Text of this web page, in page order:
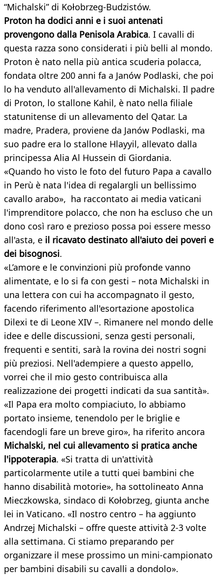
“Michalski” di Kołobrzeg-Budzistów.
Proton ha dodici anni e i suoi antenati
provengono dalla Penisola Arabica. I cavalli di
questa razza sono considerati i più belli al mondo.
Proton è nato nella più antica scuderia polacca,
fondata oltre 200 anni fa a Janów Podlaski, che poi
lo ha venduto all'allevamento di Michalski. Il padre
di Proton, lo stallone Kahil, è nato nella filiale
statunitense di un allevamento del Qatar. La
madre, Pradera, proviene da Janów Podlaski, ma
suo padre era lo stallone Hlayyil, allevato dalla
principessa Alia Al Hussein di Giordania.
«Quando ho visto le foto del futuro Papa a cavallo
in Perù è nata l'idea di regalargli un bellissimo
cavallo arabo», ha raccontato ai media vaticani
l'imprenditore polacco, che non ha escluso che un
dono così raro e prezioso possa poi essere messo
all'asta, e il ricavato destinato all'aiuto dei poveri e
dei bisognosi.
«L’amore e le convinzioni più profonde vanno
alimentate, e lo si fa con gesti – nota Michalski in
una lettera con cui ha accompagnato il gesto,
facendo riferimento all'esortazione apostolica
Dilexi te di Leone XIV –. Rimanere nel mondo delle
idee e delle discussioni, senza gesti personali,
frequenti e sentiti, sarà la rovina dei nostri sogni
più preziosi. Nell'adempiere a questo appello,
vorrei che il mio gesto contribuisca alla
realizzazione dei progetti indicati da sua santità».
«Il Papa era molto compiaciuto, lo abbiamo
portato insieme, tenendolo per le briglie e
facendogli fare un breve giro», ha riferito ancora
Michalski, nel cui allevamento si pratica anche
l'ippoterapia. «Si tratta di un'attività
particolarmente utile a tutti quei bambini che
hanno disabilità motorie», ha sottolineato Anna
Mieczkowska, sindaco di Kołobrzeg, giunta anche
lei in Vaticano. «Il nostro centro – ha aggiunto
Andrzej Michalski – offre queste attività 2-3 volte
alla settimana. Ci stiamo preparando per
organizzare il mese prossimo un mini-campionato
per bambini disabili su cavalli a dondolo».